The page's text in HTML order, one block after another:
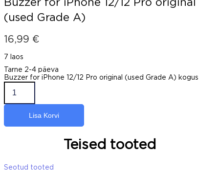
Buzzer for iPhone 12/12 Pro original
(used Grade A)
16,99 €
7 laos
Tarne 2-4 päeva
Buzzer for iPhone 12/12 Pro original (used Grade A) kogus
Lisa Korvi
Teised tooted
Seotud tooted